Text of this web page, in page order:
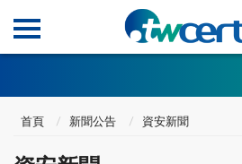
首頁 新聞公告 資安新聞